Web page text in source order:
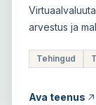
arvestus ja
Tehingud
Ava teenus